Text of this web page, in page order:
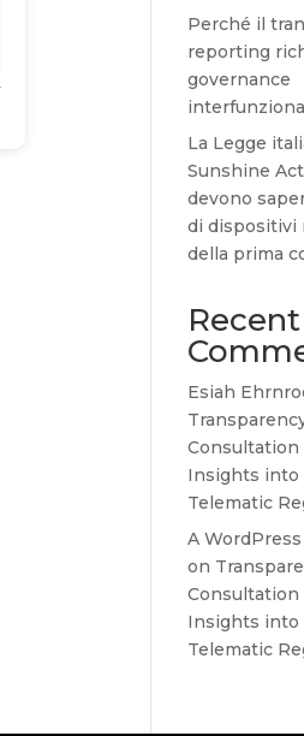
Perché il
reporting
governance
La Legge
Sunshine
devono
di dispositivi
della prima
Recent
Esiah
Consultation
Insights into
Telematic
A
on
Consultation
Insights into
Telematic